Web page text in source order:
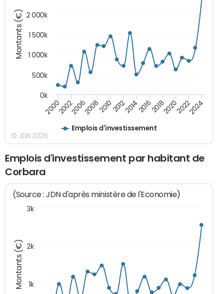
Montants (€)
Emplois d'investissement
200020022006200820102012201420162018202020222024
0k
500k
1 000k
1 500k
2 000k
© JDN 2026
Emplois d'investissement par habitant de
Corbara
Montants (€)
(Source : JDN d'après ministère de l'Economie)
1k
2k
3k